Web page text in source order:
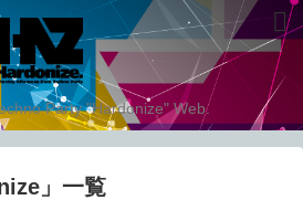
Party "Hardonize" Web.
」 一覧